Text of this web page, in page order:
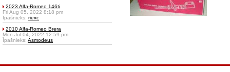
2023 Alfa-Romeo 146ti
Fri Aug 05, 2022 8:18 pm
Īpašnieks: riexc
2010 Alfa-Romeo Brera
Mon Jul 04, 2022 12:59 pm
Īpašnieks: Asmodeus